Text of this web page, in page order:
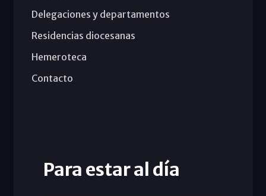
Delegaciones y departamentos
Residencias diocesanas
Hemeroteca
Contacto
Para estar al día